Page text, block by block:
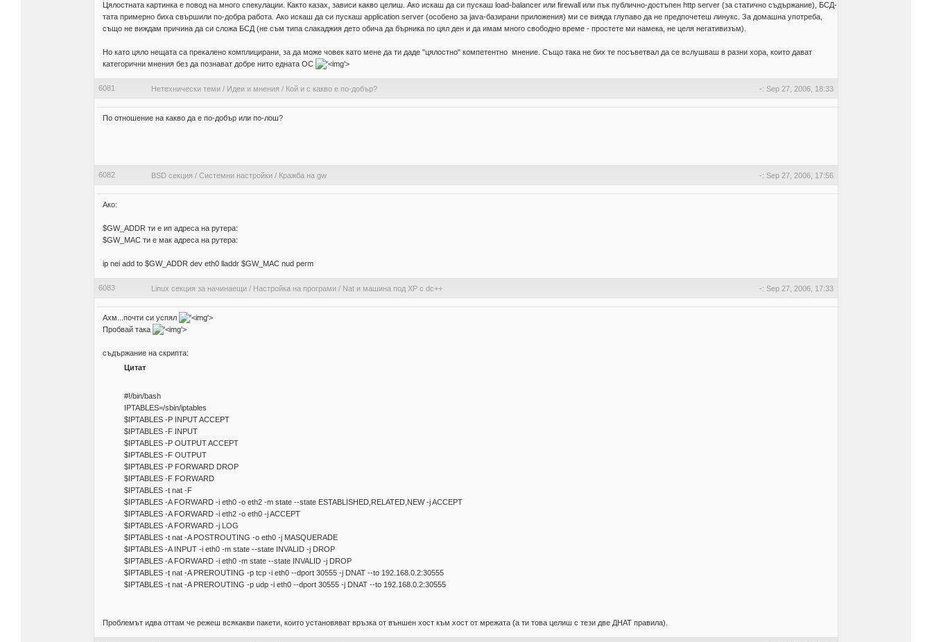
Цялостната картинка е повод на много спекулации. Както казах, зависи какво целиш. Ако искаш да си пускаш load-balancer или firewall или пък публично-достъпен http server (за статично съдържание), БСД-
тата примерно биха свършили по-добра работа. Ако искаш да си пускаш application server (особено за java-базирани приложения) ми се вижда глупаво да не предпочетеш линукс. За домашна употреба,
също не виждам причина да си сложа БСД (не съм типа слакаджия дето обича да бърника по цял ден и да имам много свободно време - простете ми намека, не целя негативизъм).
Но като цяло нещата са прекалено комплицирани, за да може човек като мене да ти даде "цялостно" компетентно мнение. Също така не бих те посъветвал да се вслушваш в разни хора, които дават
категорични мнения без да познават добре нито едната ОС
'>
6081 Нетехнически теми / Идеи и мнения / Кой и с какво е по-добър? -: Sep 27, 2006, 18:33
По отношение на какво да е по-добър или по-лош?
6082 BSD секция / Системни настройки / Кражба на gw -: Sep 27, 2006, 17:56
Ако:
$GW_ADDR ти е ип адреса на рутера:
$GW_MAC ти е мак адреса на рутера:
ip nei add to $GW_ADDR dev eth0 lladdr $GW_MAC nud perm
6083 Linux секция за начинаещи / Настройка на програми / Nat и машина под ХР с dc++ -: Sep 27, 2006, 17:33
Ахм...почти си успял
'>
Пробвай така
'>
съдържание на скрипта:
Цитат
#!/bin/bash
IPTABLES=/sbin/iptables
$IPTABLES -P INPUT ACCEPT
$IPTABLES -F INPUT
$IPTABLES -P OUTPUT ACCEPT
$IPTABLES -F OUTPUT
$IPTABLES -P FORWARD DROP
$IPTABLES -F FORWARD
$IPTABLES -t nat -F
$IPTABLES -A FORWARD -i eth0 -o eth2 -m state --state ESTABLISHED,RELATED,NEW -j ACCEPT
$IPTABLES -A FORWARD -i eth2 -o eth0 -j ACCEPT
$IPTABLES -A FORWARD -j LOG
$IPTABLES -t nat -A POSTROUTING -o eth0 -j MASQUERADE
$IPTABLES -A INPUT -i eth0 -m state --state INVALID -j DROP
$IPTABLES -A FORWARD -i eth0 -m state --state INVALID -j DROP
$IPTABLES -t nat -A PREROUTING -p tcp -i eth0 --dport 30555 -j DNAT --to 192.168.0.2:30555
$IPTABLES -t nat -A PREROUTING -p udp -i eth0 --dport 30555 -j DNAT --to 192.168.0.2:30555
Проблемът идва оттам че режеш всякакви пакети, които установяват връзка от външен хост към хост от мрежата (а ти това целиш с тези две ДНАТ правила).